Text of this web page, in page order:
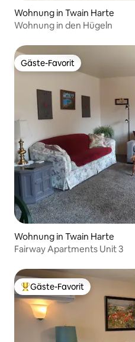
Wohnung in Twain Harte
Wohnung in den Hügeln
Gäste-Favorit
Gäste-Favorit
Wohnung in Twain Harte
Fairway Apartments Unit 3
Beliebter Gäste-Favorit.
Gäste-Favorit